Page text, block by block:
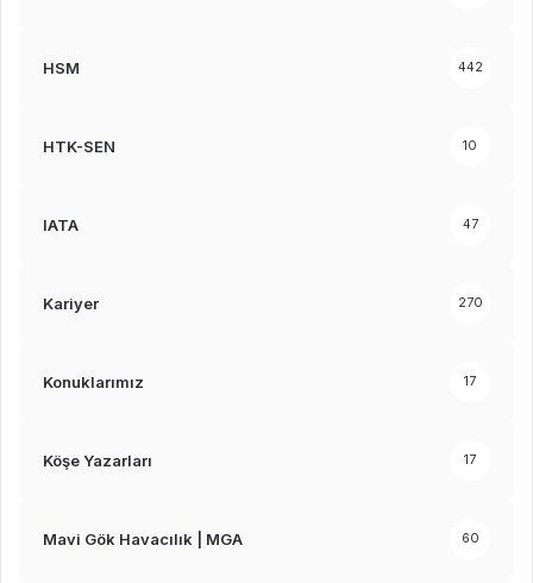
HSM 442
HTK-SEN 10
IATA 47
Kariyer 270
Konuklarımız 17
Köşe Yazarları 17
Mavi Gök Havacılık | MGA 60